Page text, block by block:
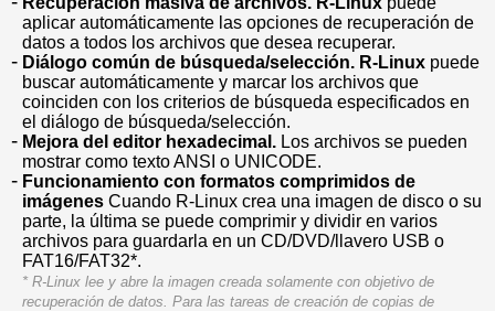
aplicar automáticamente las opciones de recuperación de
datos a todos los archivos que desea recuperar.
Diálogo común de búsqueda/selección. R-Linux puede
buscar automáticamente y marcar los archivos que
coinciden con los criterios de búsqueda especificados en
el diálogo de búsqueda/selección.
Mejora del editor hexadecimal. Los archivos se pueden
mostrar como texto ANSI o UNICODE.
Funcionamiento con formatos comprimidos de
imágenes Cuando R-Linux crea una imagen de disco o su
parte, la última se puede comprimir y dividir en varios
archivos para guardarla en un CD/DVD/llavero USB o
FAT16/FAT32*.
* R-Linux lee y abre la imagen creada solamente con objetivo de
recuperación de datos. Para las tareas de creación de copias de